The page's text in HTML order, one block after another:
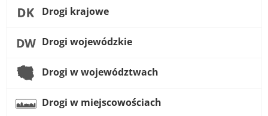
Drogi krajowe
Drogi wojewódzkie
Drogi w województwach
Drogi w miejscowościach